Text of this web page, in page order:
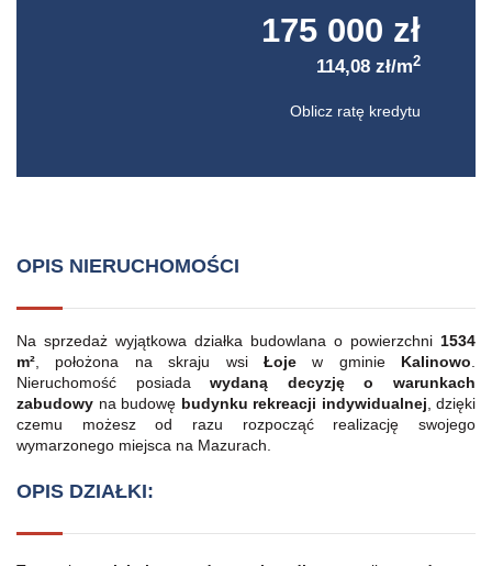
175 000 zł
114,08 zł/m2
Oblicz ratę kredytu
OPIS NIERUCHOMOŚCI
Na sprzedaż wyjątkowa działka budowlana o powierzchni 1534
m², położona na skraju wsi Łojew gminie Kalinowo.
Nieruchomość posiadawydaną decyzję o warunkach
zabudowy na budowę budynku rekreacji indywidualnej, dzięki
czemu możesz od razu rozpocząć realizację swojego
wymarzonego miejsca na Mazurach.
OPIS DZIAŁKI: